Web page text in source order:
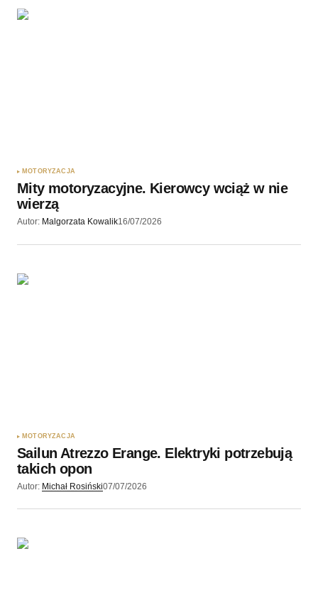
MOTORYZACJA
Mity motoryzacyjne. Kierowcy wciąż w nie
wierzą
Autor: Malgorzata Kowalik16/07/2026
MOTORYZACJA
Sailun Atrezzo Erange. Elektryki potrzebują
takich opon
Autor: Michał Rosiński07/07/2026